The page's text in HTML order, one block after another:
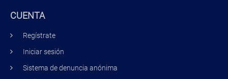
CUENTA
Regístrate
Iniciar sesión
Sistema de denuncia anónima